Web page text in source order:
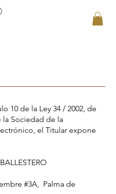
10 de la Ley 34 / 2002, de
la Sociedad de la
el Titular expone
#3A, Palma de